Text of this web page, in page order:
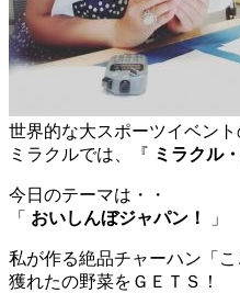
世界的な大スポーツイベント
ミラクルでは、『 ミラクル
今日のテーマは・・
「 おいしんぼジャパン！ 」
私が作る絶品チャーハン「こ
獲れたの野菜をＧＥＴＳ！